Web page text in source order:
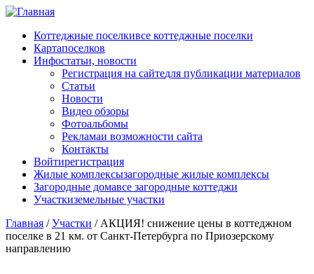
Перейти к основному содержанию
Коттеджные поселкивсе коттеджные поселки
Картапоселков
Инфостатьи, новости
Регистрация на сайтедля публикации материалов
Статьи
Новости
Видео обзоры
Фотоальбомы
Рекламаи возможности сайта
Контакты
Войтирегистрация
Жилые комплексызагородные жилые комплексы
Загородные домавсе загородные коттеджи
Участкиземельные участки
Главная / Участки /АКЦИЯ! снижение цены в коттеджном
поселке в 21 км. от Санкт-Петербурга по Приозерскому
направлению